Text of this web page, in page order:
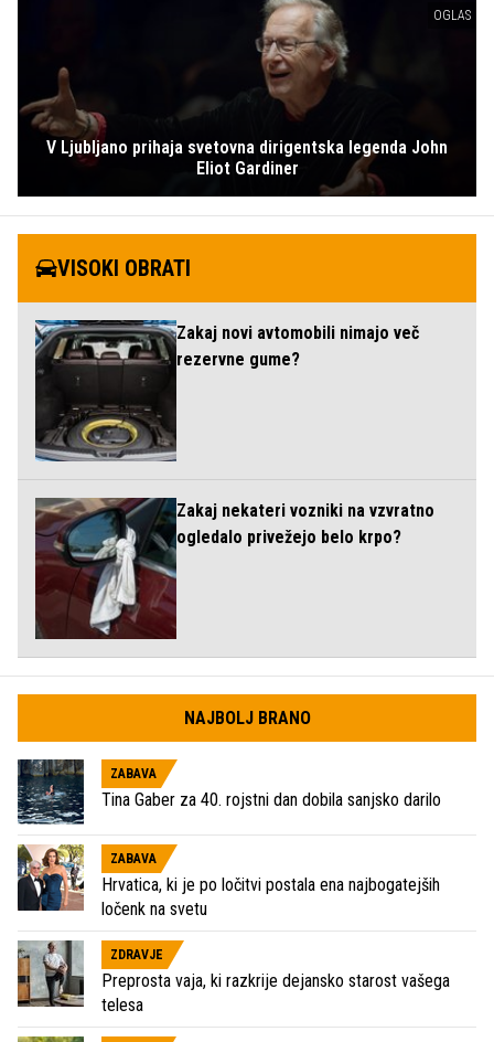
OGLAS
V Ljubljano prihaja svetovna dirigentska legenda John
Eliot Gardiner
VISOKI OBRATI
Zakaj novi avtomobili nimajo več
rezervne gume?
Zakaj nekateri vozniki na vzvratno
ogledalo privežejo belo krpo?
NAJBOLJ BRANO
ZABAVA
Tina Gaber za 40. rojstni dan dobila sanjsko darilo
ZABAVA
Hrvatica, ki je po ločitvi postala ena najbogatejših
ločenk na svetu
ZDRAVJE
Preprosta vaja, ki razkrije dejansko starost vašega
telesa